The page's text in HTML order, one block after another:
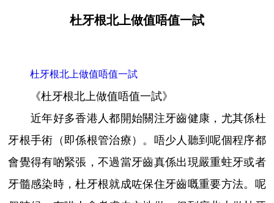
杜牙根北上做值唔值一試
杜牙根北上做值唔值一試
《杜牙根北上做值唔值一試》
近年好多香港人都開始關注牙齒健康，尤其係杜
牙根手術（即係根管治療）。唔少人聽到呢個程序都
會覺得有啲緊張，不過當牙齒真係出現嚴重蛀牙或者
牙髓感染時，杜牙根就成咗保住牙齒嘅重要方法。呢